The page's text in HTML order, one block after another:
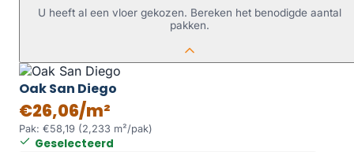
U heeft al een vloer gekozen. Bereken het benodigde aantal
pakken.
Oak San Diego
€26,06/m²
Pak: €58,19 (2,233 m²/pak)
Geselecteerd